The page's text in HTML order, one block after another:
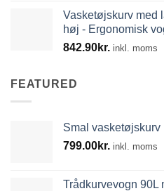
Vasketøjskurv med
høj - Ergonomisk
842.90kr. inkl. moms
FEATURED
Smal vasketøjskurv
799.00kr. inkl. moms
Trådkurvevogn 90L